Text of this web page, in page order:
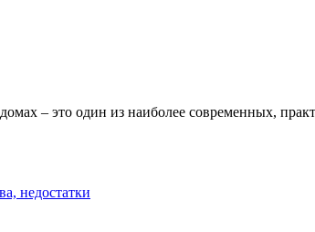
– это один из наиболее современных,
недостатки